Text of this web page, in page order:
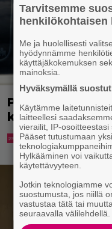
Poliisi kuljetti
kuoli
Tarvitsemme
henkilökohtaisen
Me ja huolellisesti
hyödynnämme
käyttäjäkokemuksen
mainoksia.
Hyväksymällä
Käytämme
laitteellesi
vierailit, IP-osoitteestasi
Pääset tutustumaan
Hylkääminen voi
käytettävyyteen.
Jotkin teknologiamme
suostumusta, jos niillä
vastustaa tätä tai
seuraavalla välilehdellä.